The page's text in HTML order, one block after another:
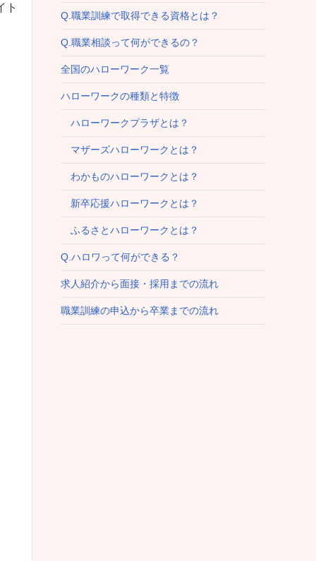
ト
Q.職業訓練で取得できる資格とは？
Q.職業相談って何ができるの？
全国のハローワーク一覧
ハローワークの種類と特徴
ハローワークプラザとは？
マザーズハローワークとは？
わかものハローワークとは？
新卒応援ハローワークとは？
ふるさとハローワークとは？
Q.ハロワって何ができる？
求人紹介から面接・採用までの流れ
職業訓練の申込から卒業までの流れ